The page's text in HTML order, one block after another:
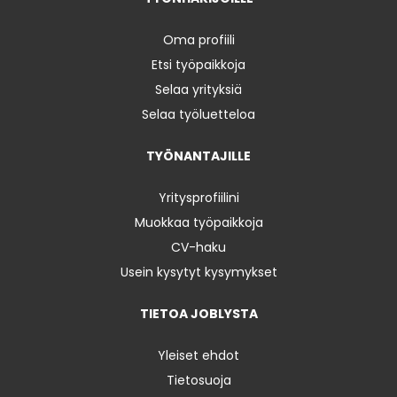
Oma profiili
Etsi työpaikkoja
Selaa yrityksiä
Selaa työluetteloa
TYÖNANTAJILLE
Yritysprofiilini
Muokkaa työpaikkoja
CV-haku
Usein kysytyt kysymykset
TIETOA JOBLYSTA
Yleiset ehdot
Tietosuoja